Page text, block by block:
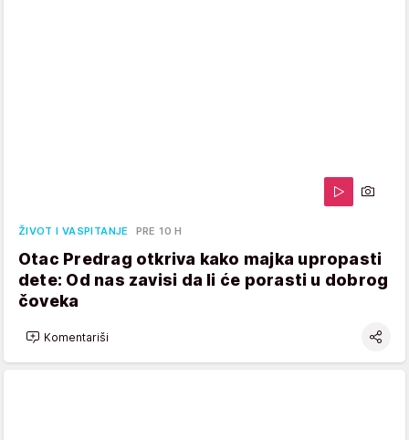
ŽIVOT I VASPITANJE PRE 10 H
Otac Predrag otkriva kako majka upropasti
dete: Od nas zavisi da li će porasti u dobrog
čoveka
Komentariši